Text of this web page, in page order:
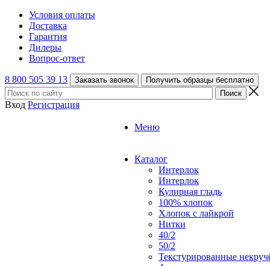
Условия оплаты
Доставка
Гарантия
Дилеры
Вопрос-ответ
8 800 505 39 13 Заказать звонок Получить образцы бесплатно
Вход Регистрация
Меню
Каталог
Интерлок
Интерлок
Кулирная гладь
100% хлопок
Хлопок с лайкрой
Нитки
40/2
50/2
Текстурированные